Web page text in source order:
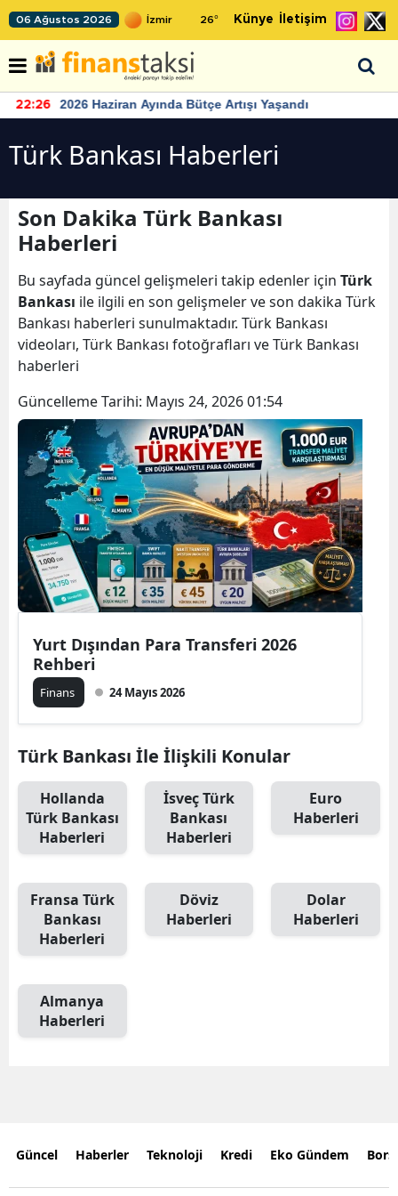
06 Ağustos 2026 26° Künye İletişim
22:26 2026 Haziran Ayında Bütçe Artışı Yaşandı
Türk Bankası Haberleri
Son Dakika Türk Bankası
Haberleri
Bu sayfada güncel gelişmeleri takip edenler için Türk
Bankası ile ilgili en son gelişmeler ve son dakika Türk
Bankası haberleri sunulmaktadır. Türk Bankası
videoları, Türk Bankası fotoğrafları ve Türk Bankası
haberleri
Güncelleme Tarihi: Mayıs 24, 2026 01:54
Yurt Dışından Para Transferi 2026
Rehberi
Finans 24 Mayıs 2026
Türk Bankası İle İlişkili Konular
Hollanda
Türk Bankası
Haberleri
İsveç Türk
Bankası
Haberleri
Euro
Haberleri
Fransa Türk
Bankası
Haberleri
Döviz
Haberleri
Dolar
Haberleri
Almanya
Haberleri
Güncel Haberler Teknoloji Kredi Eko Gündem